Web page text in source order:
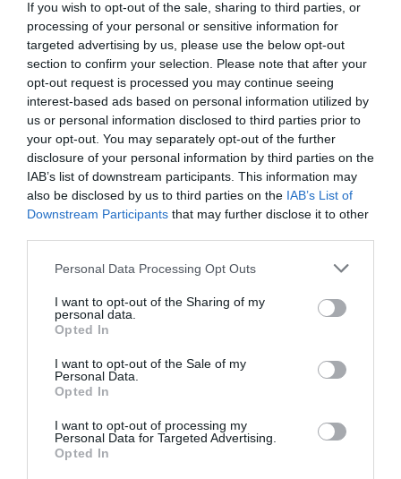
If you wish to opt-out of the sale, sharing to third parties, or
processing of your personal or sensitive information for
targeted advertising by us, please use the below opt-out
section to confirm your selection. Please note that after your
opt-out request is processed you may continue seeing
interest-based ads based on personal information utilized by
us or personal information disclosed to third parties prior to
your opt-out. You may separately opt-out of the further
disclosure of your personal information by third parties on the
IAB’s list of downstream participants. This information may
also be disclosed by us to third parties on the IAB’s List of
Downstream Participants that may further disclose it to other
Personal Data Processing Opt Outs
I want to opt-out of the Sharing of my
personal data.
Opted In
I want to opt-out of the Sale of my
Personal Data.
Opted In
I want to opt-out of processing my
Personal Data for Targeted Advertising.
Opted In
-50%
Vestido Girasoles Con
Volantes Y Alma Alegre
★★★★★
★★★★★
11,
[VEEV41 ]
Ver producto
-25%
Vestido Girasol Con
Detalles Crochet Y Energía
Ver producto